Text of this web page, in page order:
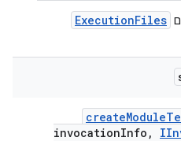
ExecutionFiles
createModule
invocationInfo ,